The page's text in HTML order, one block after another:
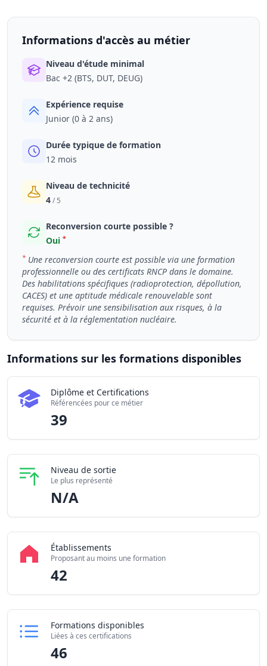
Informations d'accès au métier
Niveau d'étude minimal
Bac +2 (BTS, DUT, DEUG)
Expérience requise
Junior (0 à 2 ans)
Durée typique de formation
12 mois
Niveau de technicité
4/ 5
Reconversion courte possible ?
Oui *
* Une reconversion courte est possible via une formation
professionnelle ou des certificats RNCP dans le domaine.
Des habilitations spécifiques (radioprotection, dépollution,
CACES) et une aptitude médicale renouvelable sont
requises. Prévoir une sensibilisation aux risques, à la
sécurité et à la réglementation nucléaire.
Informations sur les formations disponibles
Chiffres clés de la formation Technicien / Technicienne
Certifications disponibles
Diplôme et Certifications
Référencées pour ce métier
39
Niveau de sortie
Le plus représenté
N/A
Établissements
Proposant au moins une formation
42
Formations disponibles
Liées à ces certifications
46